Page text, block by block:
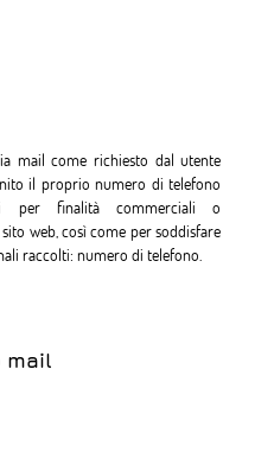
mail come richiesto dal utente
il proprio numero di telefono
per finalità commerciali o
web, così come per soddisfare
raccolti: numero di telefono.
mail